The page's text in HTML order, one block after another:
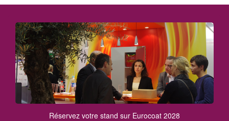
Réservez votre stand sur Eurocoat 2028